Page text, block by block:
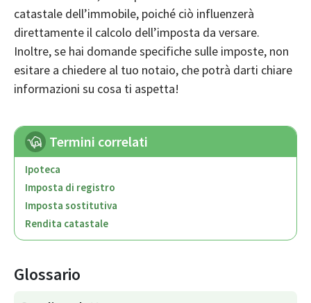
catastale dell’immobile, poiché ciò influenzerà
direttamente il calcolo dell’imposta da versare.
Inoltre, se hai domande specifiche sulle imposte, non
esitare a chiedere al tuo notaio, che potrà darti chiare
informazioni su cosa ti aspetta!
Termini correlati
Ipoteca
Imposta di registro
Imposta sostitutiva
Rendita catastale
Glossario